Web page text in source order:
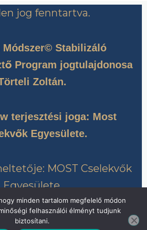
jog fenntartva.
Módszer© Stabilizáló
Program jogtulajdonosa
Zoltán.
terjesztési joga: Most
Egyesülete.
MOST Cselekvők
Egyesülete.
minden tartalom megfelelő módon
felhasználói élményt tudjunk
biztosítani.